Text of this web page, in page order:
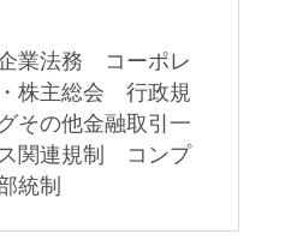
業法務 コーポレ
株主総会 行政規
その他金融取引一
関連規制 コンプ
統制